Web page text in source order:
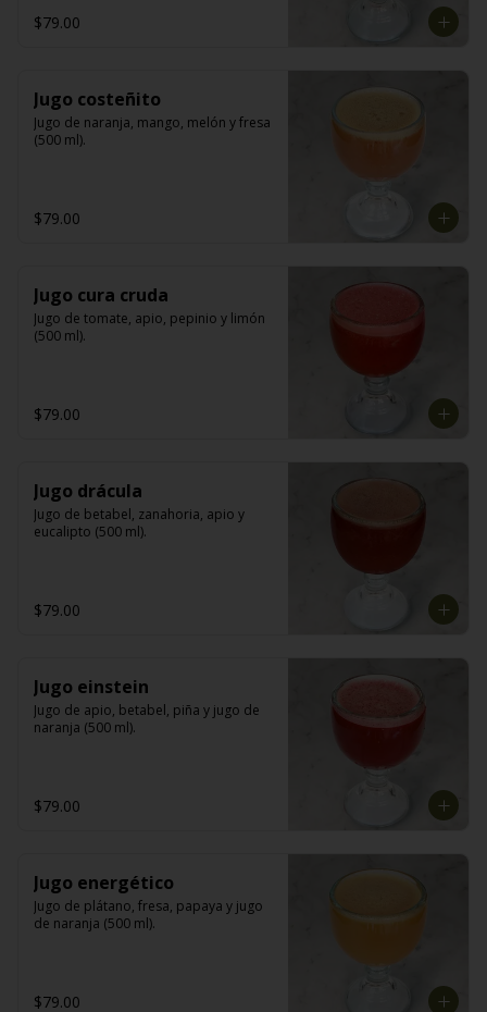
$79.00
Jugo costeñito
Jugo de naranja, mango, melón y fresa
(500 ml).
$79.00
Jugo cura cruda
Jugo de tomate, apio, pepinio y limón
(500 ml).
$79.00
Jugo drácula
Jugo de betabel, zanahoria, apio y
eucalipto (500 ml).
$79.00
Jugo einstein
Jugo de apio, betabel, piña y jugo de
naranja (500 ml).
$79.00
Jugo energético
Jugo de plátano, fresa, papaya y jugo
de naranja (500 ml).
$79.00